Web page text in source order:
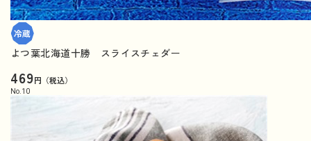
よつ葉北海道十勝 スライスチェダー
469円（税込）
No. 10